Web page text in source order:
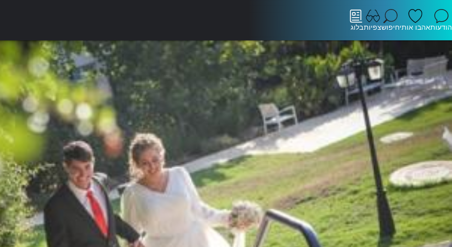
הודעותאהבו אותיחיפושצפיותבלוג